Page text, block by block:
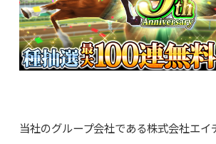
当社のグループ会社である株式会社エイ